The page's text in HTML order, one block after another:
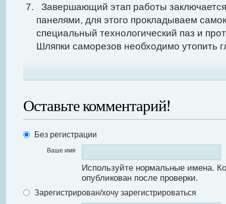
Завершающий этап работы
панелями, для этого прокладываем
специальный технологический паз и
Шляпки саморезов необходимо утопить
Оставьте комментарий!
Без регистрации
Ваше имя
Используйте нормальные имена.
опубликован после проверки.
Зарегистрирован/хочу зарегистрироваться